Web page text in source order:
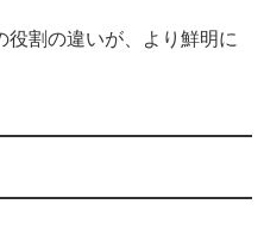
役割の違いが、より鮮明に